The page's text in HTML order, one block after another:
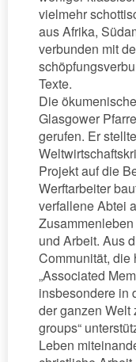
vielmehr
aus Afrika,
verbunden mit
Texte.
Die
Glasgower
gerufen. Er
Projekt auf die
Werftarbeiter
verfallene Abtei
und Arbeit. Aus
Communität, die
„Associated
insbesondere in
der ganzen Welt
groups“
Leben